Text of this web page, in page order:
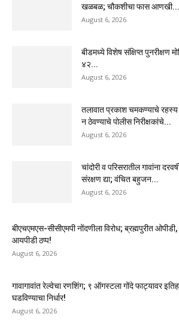
खळबळ; चौकशीचा फास आणखी...
August 6, 2026
बीडमध्ये विशेष संक्षिप्त पुनरीक्षण
४२...
August 6, 2026
तलावात प्रकाश चमकण्याचे
न ठेवण्याचे पोलीस निरीक्षकांचे...
August 6, 2026
चांदोरी व परिसरातील गावांना
संरक्षण द्या; वंचित बहुजन...
August 6, 2026
बीएचएमएस-सीसीएमपी नोंदणीला विरोध; ब्रह्मपुरीत ओपीडी,
आयपीडी ठप्प!
August 6, 2026
गावागावांत रेल्वेचा रणशिंग; ९ ऑगस्टला गोंदे फाट्यावर
घडविण्याचा निर्धार!
August 6, 2026